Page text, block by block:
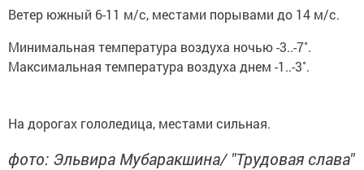
Ветер южный 6-11 м/с, местами порывами до 14 м/с.
Минимальная температура воздуха ночью -3..-7˚.
Максимальная температура воздуха днем -1..-3˚.
На дорогах гололедица, местами сильная.
фото: Эльвира Мубаракшина/ "Трудовая слава"